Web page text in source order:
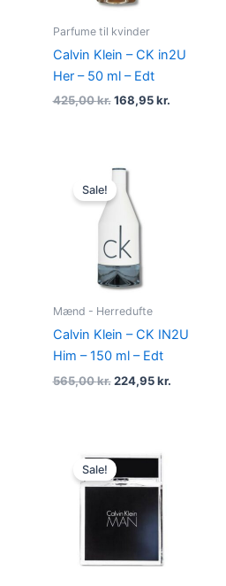
Parfume til kvinder
Calvin Klein – CK in2U
Her – 50 ml – Edt
425,00kr. 168,95kr.
Sale!
Mænd - Herredufte
Calvin Klein – CK IN2U
Him – 150 ml – Edt
565,00kr.
Original
price
was:
565,00 kr..
224,95kr.
Sale! price
was:
575,00 kr..